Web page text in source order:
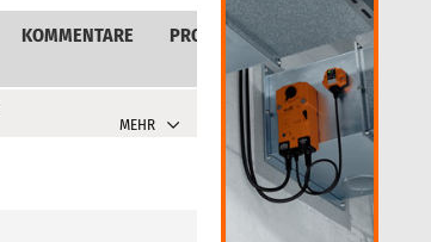
KOMMENTARE PRODUKTE
MEHR